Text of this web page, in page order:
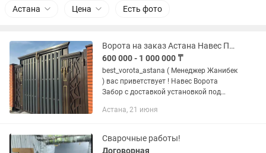
Астана Цена Есть фото
Ворота на заказ Астана Навес Перила Двери Ковка
600 000 - 1 000 000 ₸
best_vorota_astana ( Менеджер Жанибек
) вас приветствует ! Навес Ворота
Забор с доставкой установкой под
производствам кованных
Астана, 21 июня
Сварочные работы!
Договорная